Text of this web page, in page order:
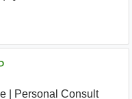
|
Personal Consult